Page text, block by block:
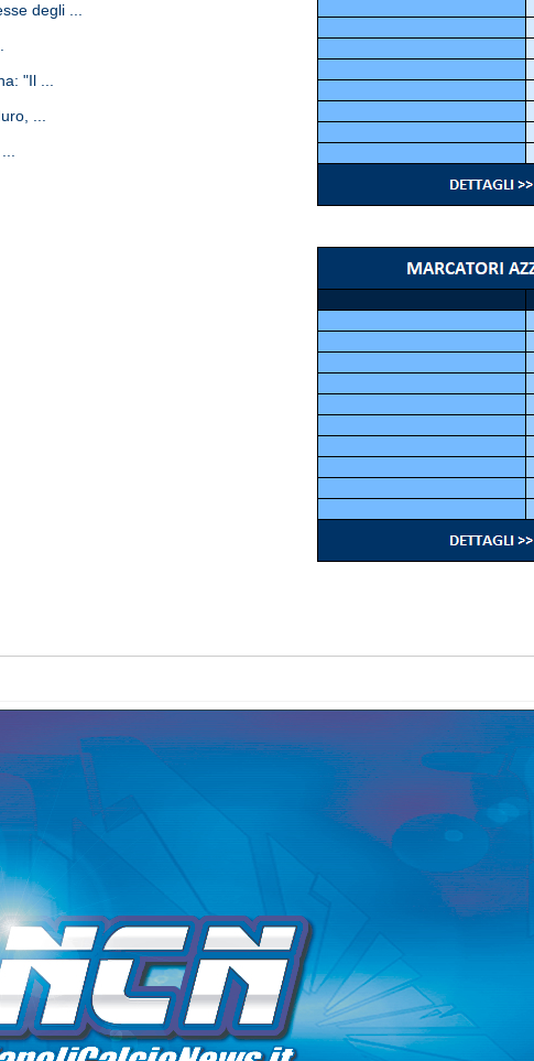
degli ...
"Il ...
...